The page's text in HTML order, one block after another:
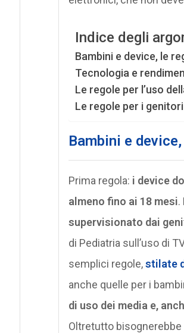
Indice degli
Bambini e device, le
Tecnologia e
Le regole per l’uso
Le regole per i genitori
Bambini e
Prima regola: i device
almeno fino ai 18 mesi.
supervisionato dai
di Pediatria sull’uso di
semplici regole,stilate
anche quelle per i
di uso dei media e,
Oltretutto